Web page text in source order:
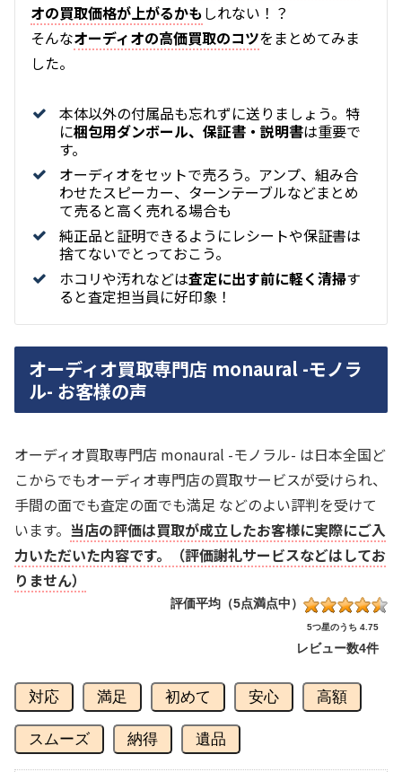
オの買取価格が上がるかもしれない！？
そんなオーディオの高価買取のコツをまとめてみま
した。
本体以外の付属品も忘れずに送りましょう。特
に梱包用ダンボール、保証書・説明書は重要で
す。
オーディオをセットで売ろう。アンプ、組み合
わせたスピーカー、ターンテーブルなどまとめ
て売ると高く売れる場合も
純正品と証明できるようにレシートや保証書は
捨てないでとっておこう。
ホコリや汚れなどは査定に出す前に軽く清掃す
ると査定担当員に好印象！
オーディオ買取専門店 monaural -モノラ
ル- お客様の声
オーディオ買取専門店 monaural -モノラル- は日本全国ど
こからでもオーディオ専門店の買取サービスが受けられ、
手間の面でも査定の面でも満足 などのよい評判を受けて
います。 当店の評価は買取が成立したお客様に実際にご入
力いただいた内容です。（評価謝礼サービスなどはしてお
りません）
評価平均（5点満点中）
5つ星のうち 4.75
レビュー数4件
対応 満足 初めて 安心 高額
スムーズ 納得 遺品